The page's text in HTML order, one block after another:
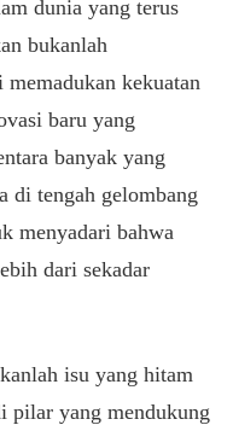
dunia yang terus
bukanlah
memadukan kekuatan
baru yang
banyak yang
di tengah gelombang
menyadari bahwa
dari sekadar
isu yang hitam
pilar yang mendukung